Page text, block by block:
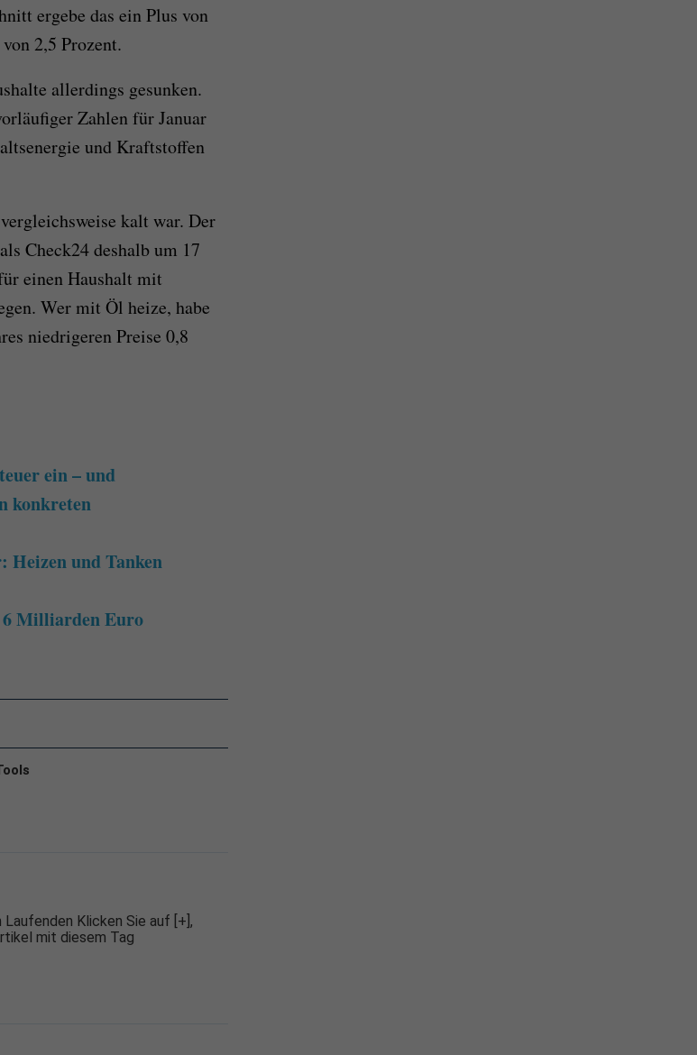
ergebe das ein Plus von
2,5 Prozent.
allerdings gesunken.
Zahlen für Januar
und Kraftstoffen
kalt war. Der
Check24 deshalb um 17
einen Haushalt mit
Wer mit Öl heize, habe
niedrigeren Preise 0,8
ein – und
konkreten
Heizen und Tanken
6 Milliarden Euro
Klicken Sie auf [+],
mit diesem Tag